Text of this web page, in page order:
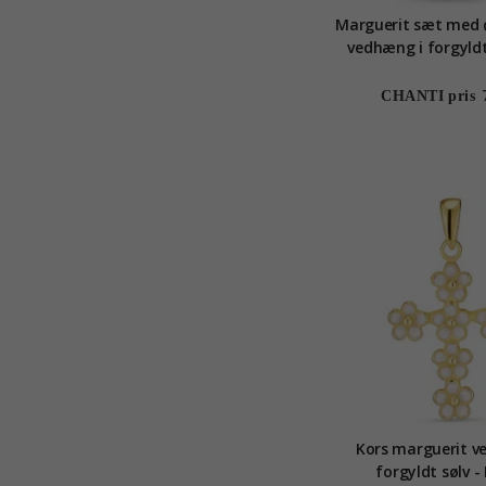
Marguerit sæt med
vedhæng i
CHANTI pris
Kors marguerit
forgyldt sølv -